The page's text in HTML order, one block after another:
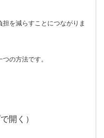
を減らすことにつながりま
の方法です。
開く）